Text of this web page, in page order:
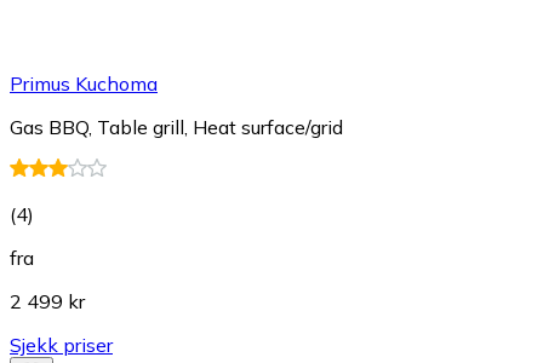
Primus Kuchoma
Gas BBQ, Table grill, Heat surface/grid
(4)
fra
2 499 kr
Sjekk priser